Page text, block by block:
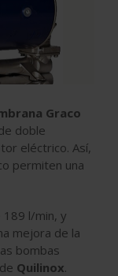
Graco
doble
eléctrico. Así,
permiten una
189 l/min, y
mejora de la
bombas
Quilinox.